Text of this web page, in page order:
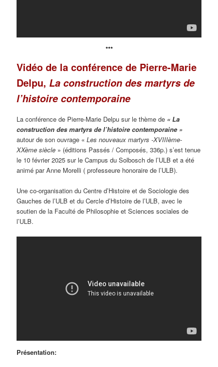
***
Vidéo de la conférence de Pierre-Marie
Delpu, La construction des martyrs de
l’histoire contemporaine
La conférence de Pierre-Marie Delpu sur le thème de « La
construction des martyrs de l’histoire contemporaine »
autour de son ouvrage «Les nouveaux martyrs -XVIIIème-
XXème siècle » (éditions Passés / Composés, 336p.) s’est tenue
le 10 février 2025 sur le Campus du Solbosch de l’ULB et a été
animé par Anne Morelli ( professeure honoraire de l’ULB).
Une co-organisation du Centre d’Histoire et de Sociologie des
Gauches de l’ULB et du Cercle d’Histoire de l’ULB, avec le
soutien de la Faculté de Philosophie et Sciences sociales de
l’ULB.
Présentation: